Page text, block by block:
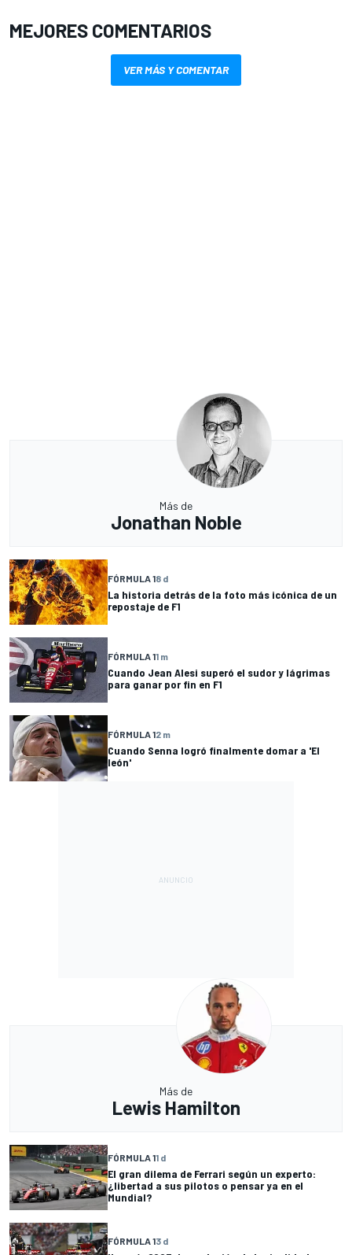
MEJORES COMENTARIOS
VER MÁS Y COMENTAR
Más de
Jonathan Noble
FÓRMULA 18 d
La historia detrás de la foto más icónica de un
repostaje de F1
FÓRMULA 11 m
Cuando Jean Alesi superó el sudor y lágrimas
para ganar por fin en F1
FÓRMULA 12 m
Cuando Senna logró finalmente domar a 'El
león'
Más de
Lewis Hamilton
FÓRMULA 11 d
El gran dilema de Ferrari según un experto:
¿libertad a sus pilotos o pensar ya en el
Mundial?
FÓRMULA 13 d